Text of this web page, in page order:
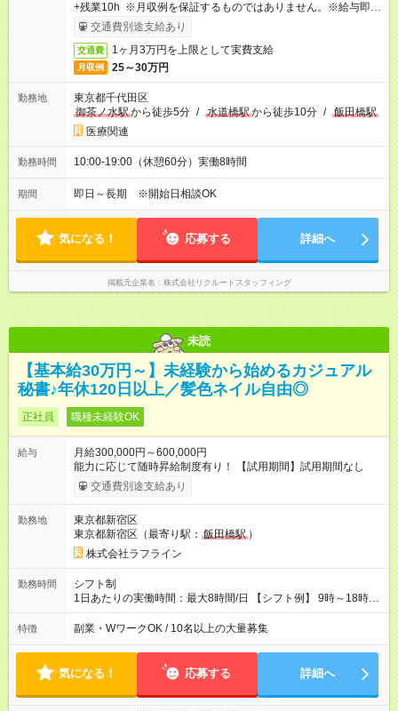
+残業10h ※月収例を保証するものではありません。※給与即受
取りサービス利用可（利用条件有）
交通費別途支給あり
交通費 1ヶ月3万円を上限として実費支給
月収例 25～30万円
勤務地
東京都千代田区
御茶ノ水駅から徒歩5分 / 水道橋駅から徒歩10分 / 飯田橋駅
医療関連
勤務時間 10:00-19:00（休憩60分）実働8時間
期間 即日～長期 ※開始日相談OK
気になる！ 応募する 詳細へ
掲載元企業名 株式会社リクルートスタッフィング
未読
【基本給30万円～】未経験から始めるカジュアル
秘書♪年休120日以上／髪色ネイル自由◎
正社員 職種未経験OK
給与
月給300,000円～600,000円
能力に応じて随時昇給制度有り！ 【試用期間】試用期間なし
交通費別途支給あり
勤務地
東京都新宿区
東京都新宿区（最寄り駅： 飯田橋駅 ）
株式会社ラフライン
勤務時間
シフト制
1日あたりの実働時間：最大8時間/日 【シフト例】 9時～18時
10時～19時 11時～20時 休憩1時間以上！
特徴 副業・WワークOK / 10名以上の大量募集
気になる！ 応募する 詳細へ